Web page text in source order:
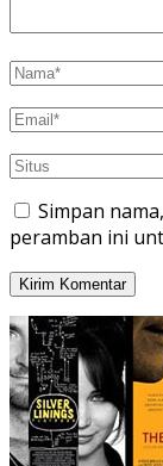
Simpan
peramban ini